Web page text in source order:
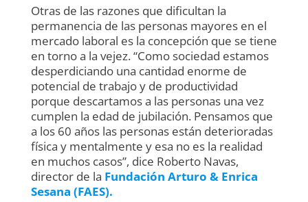
Otras de las razones que dificultan la
permanencia de las personas mayores en el
mercado laboral es la concepción que se tiene
en torno a la vejez. “Como sociedad estamos
desperdiciando una cantidad enorme de
potencial de trabajo y de productividad
porque descartamos a las personas una vez
cumplen la edad de jubilación. Pensamos que
a los 60 años las personas están deterioradas
física y mentalmente y esa no es la realidad
en muchos casos”, dice Roberto Navas,
director de la Fundación Arturo & Enrica
Sesana (FAES).